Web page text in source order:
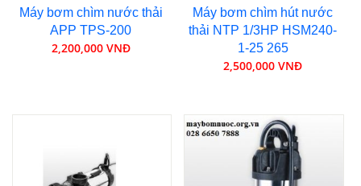
Máy bơm chìm nước thải
APP TPS-200
2,200,000 VNĐ
Máy bơm chìm hút nước
thải NTP 1/3HP HSM240-
1-25 265
2,500,000 VNĐ